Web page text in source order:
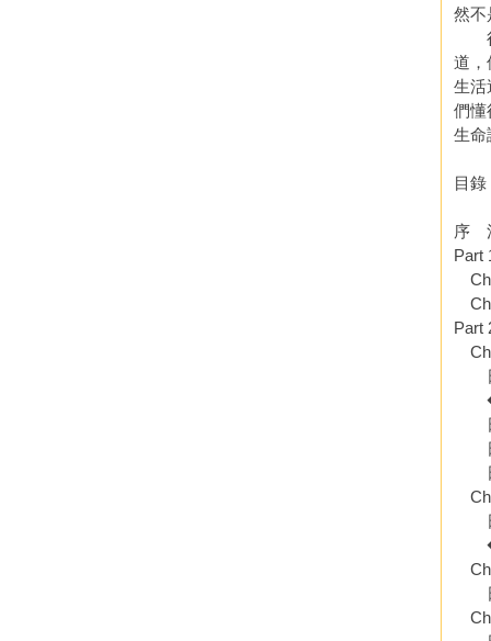
然不
很
道，
生活
們懂
生命
目錄
序
Part
Part
日
◆
日
日
日
日
◆
日